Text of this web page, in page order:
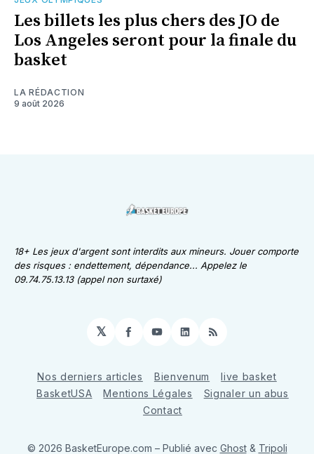
Les billets les plus chers des JO de
Los Angeles seront pour la finale du
basket
LA RÉDACTION
9 août 2026
18+ Les jeux d'argent sont interdits aux mineurs. Jouer comporte
des risques : endettement, dépendance... Appelez le
09.74.75.13.13 (appel non surtaxé)
𝕏 Facebook
YouTube
LinkedIn
RSS
Nos derniers articles Bienvenum
live basket
BasketUSA
Mentions Légales
Signaler un abus
Contact
© 2026 BasketEurope.com – Publié avec Ghost& Tripoli